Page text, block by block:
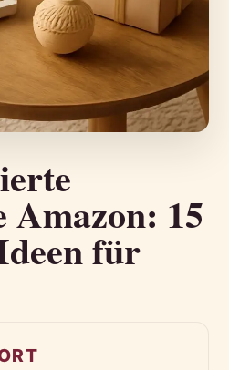
Amazon: 15
für